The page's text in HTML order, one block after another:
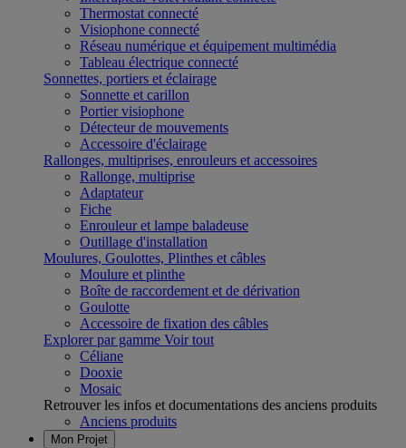
Thermostat connecté
Visiophone connecté
Réseau numérique et équipement multimédia
Tableau électrique connecté
Sonnettes, portiers et éclairage
Sonnette et carillon
Portier visiophone
Détecteur de mouvements
Accessoire d'éclairage
Rallonges, multiprises, enrouleurs et accessoires
Rallonge, multiprise
Adaptateur
Fiche
Enrouleur et lampe baladeuse
Outillage d'installation
Moulures, Goulottes, Plinthes et câbles
Moulure et plinthe
Boîte de raccordement et de dérivation
Goulotte
Accessoire de fixation des câbles
Explorer par gamme Voir tout
Céliane
Dooxie
Mosaic
Retrouver les infos et documentations des anciens produits
Anciens produits
Mon Projet